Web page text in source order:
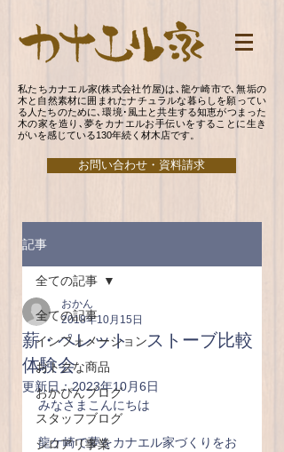
私たちカナエル家(株式会社竹屋)は､龍ケ崎市で､無垢の
木と自然素材に囲まれたナチュラルな暮らしを願ってい
る人たちのために､環境･風土と共生する知恵がつまった
木の家を造り､夢をカナエルお手伝いをすることに生き
がいを感じている130年続く材木店です。
お問い合わせ・資料請求
記事
全ての記事
インフォメーション
おトクな商品
おかぴんブログ
スタッフブログ
シロアリ事業
全ての記事
薪・ペレット ストーブ比較
体験会
おかん
2018年10月15日
更新日：2023年10月6日
みなさまこんにちは
龍ケ崎で夢をカナエル家づくりをお